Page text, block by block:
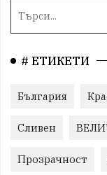
# ЕТИКЕТИ
България
Сливен
Прозрачност